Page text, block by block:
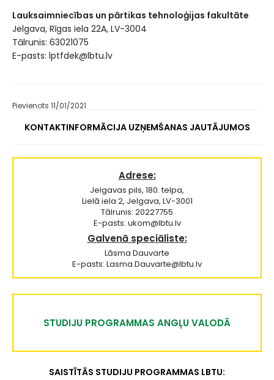
Lauksaimniecības un pārtikas tehnoloģijas fakultāte
Jelgava, Rīgas iela 22A, LV-3004
Tālrunis: 63021075
E-pasts: lptfdek@lbtu.lv
Pievienots 11/01/2021
KONTAKTINFORMĀCIJA UZŅEMŠANAS JAUTĀJUMOS
Adrese:
Jelgavas pils, 180. telpa,
Lielā iela 2, Jelgava, LV-3001
Tālrunis: 20227755
E-pasts: ukom@lbtu.lv
Galvenā speciāliste:
Lāsma Dauvarte
E-pasts: Lasma.Dauvarte@lbtu.lv
STUDIJU PROGRAMMAS ANGĻU VALODĀ
SAISTĪTĀS STUDIJU PROGRAMMAS LBTU: